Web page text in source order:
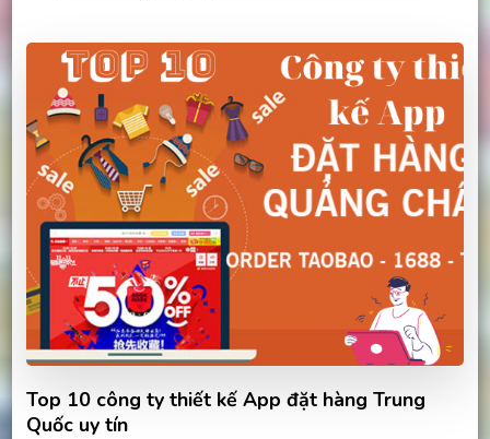
Top 10 công ty thiết kế App đặt hàng Trung
Quốc uy tín